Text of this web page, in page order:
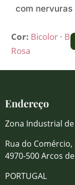
com nervuras
Cor: Bicolor ·
Rosa
Endereço
Zona Industrial
Rua do Comércio,
4970-500 Arcos
PORTUGAL